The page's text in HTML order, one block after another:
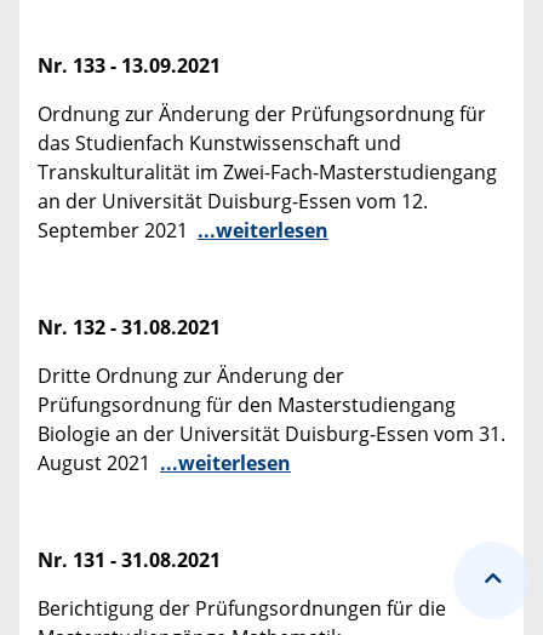
Nr. 133 - 13.09.2021
Ordnung zur Änderung der Prüfungsordnung für
das Studienfach Kunstwissenschaft und
Transkulturalität im Zwei-Fach-Masterstudiengang
an der Universität Duisburg-Essen vom 12.
September 2021 ...weiterlesen
Nr. 132 - 31.08.2021
Dritte Ordnung zur Änderung der
Prüfungsordnung für den Masterstudiengang
Biologie an der Universität Duisburg-Essen vom 31.
August 2021 ...weiterlesen
Nr. 131 - 31.08.2021
Berichtigung der Prüfungsordnungen für die